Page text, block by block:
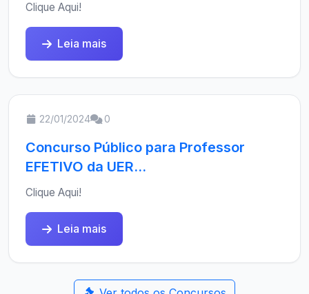
Clique Aqui!
Leia mais
22/01/2024 0
Concurso Público para Professor
EFETIVO da UER...
Clique Aqui!
Leia mais